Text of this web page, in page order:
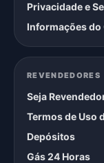
Privacidade e
Informações do
REVENDEDORES
Seja
Termos de Uso
Depósitos
Gás 24 Horas